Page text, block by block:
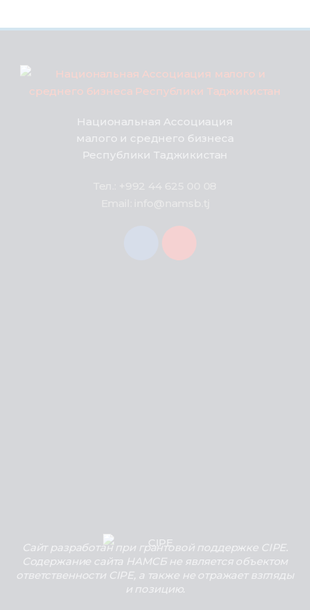
Национальная Ассоциация
малого и среднего бизнеса
Республики Таджикистан
Сайт разработан при грантовой поддержке CIPE.
Содержание сайта НАМСБ не является объектом
ответственности CIPE, а также не отражает взгляды
и позицию.